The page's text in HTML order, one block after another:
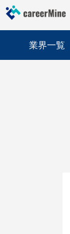
業界一覧